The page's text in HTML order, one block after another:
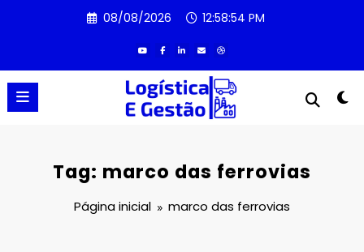
08/08/2026 12:58:55 PM
Tag: marco das ferrovias
Página inicial marco das ferrovias